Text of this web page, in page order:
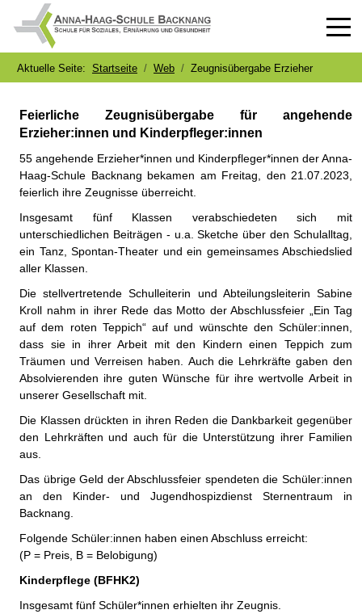
Off-
Aktuelle Seite: Startseite Web Zeugnisübergabe Erzieher
Feierliche Zeugnisübergabe für angehende
Erzieher:innen und Kinderpfleger:innen
55 angehende Erzieher*innen und Kinderpfleger*innen der Anna-
Haag-Schule Backnang bekamen am Freitag, den 21.07.2023,
feierlich ihre Zeugnisse überreicht.
Insgesamt fünf Klassen verabschiedeten sich mit
unterschiedlichen Beiträgen - u.a. Sketche über den Schulalltag,
ein Tanz, Spontan-Theater und ein gemeinsames Abschiedslied
aller Klassen.
Die stellvertretende Schulleiterin und Abteilungsleiterin Sabine
Kroll nahm in ihrer Rede das Motto der Abschlussfeier „Ein Tag
auf dem roten Teppich“ auf und wünschte den Schüler:innen,
dass sie in ihrer Arbeit mit den Kindern einen Teppich zum
Träumen und Verreisen haben. Auch die Lehrkräfte gaben den
Absolvierenden ihre guten Wünsche für ihre wertvolle Arbeit in
unserer Gesellschaft mit.
Die Klassen drückten in ihren Reden die Dankbarkeit gegenüber
den Lehrkräften und auch für die Unterstützung ihrer Familien
aus.
Das übrige Geld der Abschlussfeier spendeten die Schüler:innen
an den Kinder- und Jugendhospizdienst Sternentraum in
Backnang.
Folgende Schüler:innen haben einen Abschluss erreicht:
(P = Preis, B = Belobigung)
Kinderpflege (BFHK2)
Insgesamt fünf Schüler*innen erhielten ihr Zeugnis.